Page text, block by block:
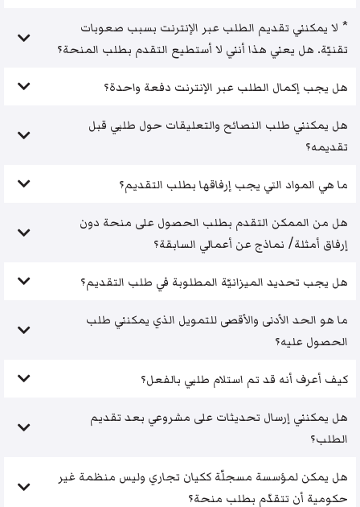
* لا يمكنني تقديم الطلب عبر الإنترنت بسبب صعوبات
تقنيّة. هل يعني هذا أنني لا أستطيع التقدم بطلب المنحة؟
هل يجب إكمال الطلب عبر الإنترنت دفعة واحدة؟
هل يمكنني طلب النصائح والتعليقات حول طلبي قبل
تقديمه؟
ما هي المواد التي يجب إرفاقها بطلب التقديم؟
هل من الممكن التقدم بطلب الحصول على منحة دون
إرفاق أمثلة/ نماذج عن أعمالي السابقة؟
هل يجب تحديد الميزانيّة المطلوبة في طلب التقديم؟
ما هو الحد الأدنى والأقصى للتمويل الذي يمكنني طلب
الحصول عليه؟
كيف أعرف أنه قد تم استلام طلبي بالفعل؟
هل يمكنني إرسال تحديثات على مشروعي بعد تقديم
الطلب؟
هل يمكن لمؤسسة مسجلّة ككيان تجاري وليس منظمة غير
حكومية أن تتقدّم بطلب منحة؟